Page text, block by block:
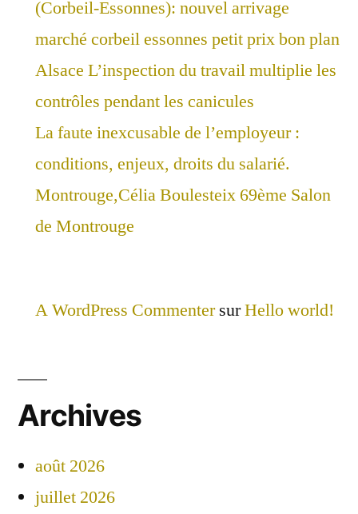
(Corbeil-Essonnes): nouvel arrivage
marché corbeil essonnes petit prix bon plan
Alsace L’inspection du travail multiplie les
contrôles pendant les canicules
La faute inexcusable de l’employeur :
conditions, enjeux, droits du salarié.
Montrouge,Célia Boulesteix 69ème Salon
de Montrouge
A WordPress CommentersurHello world!
Archives
août 2026
juillet 2026